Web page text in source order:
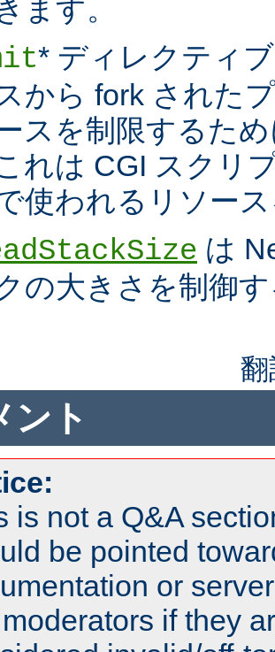
ます。
* ディレクティ
から fork された
スを制限するた
れは CGI スクリ
使われるリソー
は
の大きさを制御
ント
is not a Q&A
be pointed
or
if they